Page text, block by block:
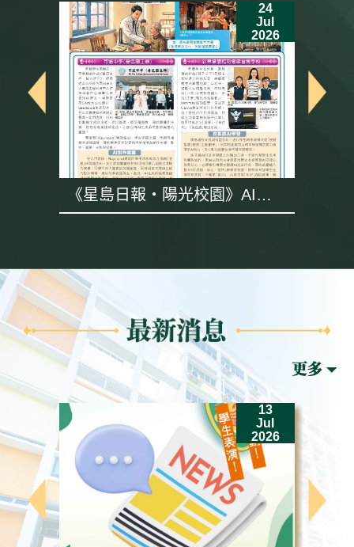
24
Jul
2026
《星島日報・陽光校園》AI專
題採訪
13
Jul
2026